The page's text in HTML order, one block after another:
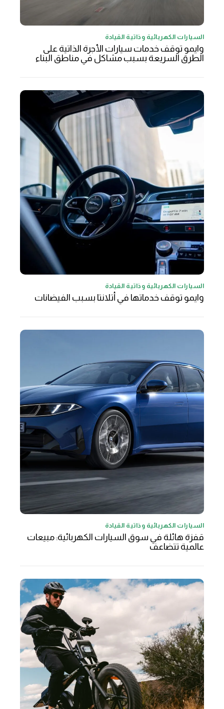
السيارات الكهربائية وذاتية القيادة
وايمو توقف خدمات سيارات الأجرة الذاتية على
الطرق السريعة بسبب مشاكل في مناطق البناء
السيارات الكهربائية وذاتية القيادة
وايمو توقف خدماتها في أتلانتا بسبب الفيضانات
السيارات الكهربائية وذاتية القيادة
قفزة هائلة في سوق السيارات الكهربائية: مبيعات
عالمية تتضاعف